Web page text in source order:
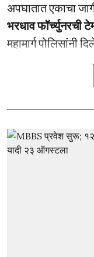
अपघातात एकाचा
भरधाव फॉर्च्युनरची
महामार्ग पोलिसांनी